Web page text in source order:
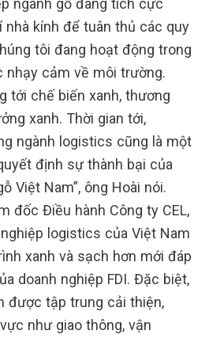
ngành gỗ đang tích cực
nhà kính để tuân thủ các quy
tôi đang hoạt động trong
cảm về môi trường.
tới chế biến xanh, thương
xanh. Thời gian tới,
ngành logistics cũng là một
định sự thành bại của
Việt Nam”, ông Hoài nói.
đốc Điều hành Công ty CEL,
logistics của Việt Nam
xanh và sạch hơn mới đáp
doanh nghiệp FDI. Đặc biệt,
được tập trung cải thiện,
như giao thông, vận